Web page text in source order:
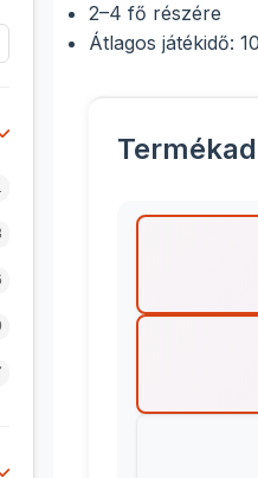
2–4 fő részére
Átlagos játékidő: